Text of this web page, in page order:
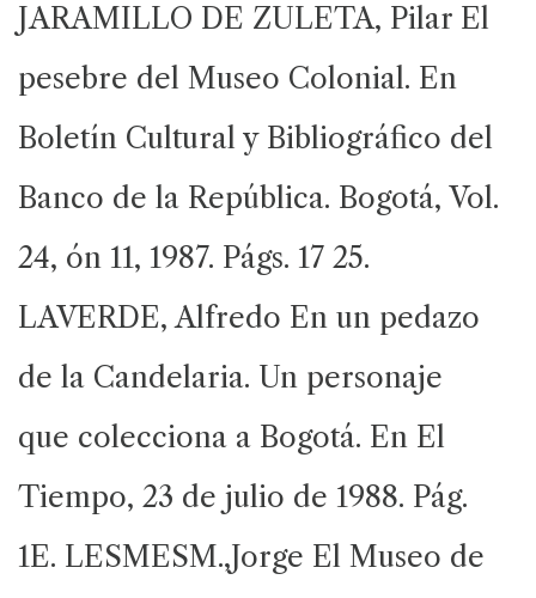
JARAMILLO DE ZULETA, Pilar El
pesebre del Museo Colonial. En
Boletín Cultural y Bibliográfico del
Banco de la República. Bogotá, Vol.
24, ón 11, 1987. Págs. 17 25.
LAVERDE, Alfredo En un pedazo
de la Candelaria. Un personaje
que colecciona a Bogotá. En El
Tiempo, 23 de julio de 1988. Pág.
1E. LESMESM.,Jorge El Museo de